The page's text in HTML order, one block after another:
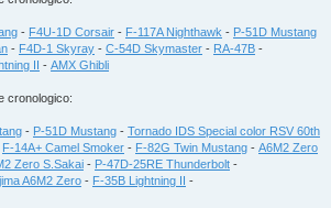
- F4U-1D Corsair - F-117A Nighthawk - P-51D Mustang
- F4D-1 Skyray - C-54D Skymaster - RA-47B -
II - AMX Ghibli
cronologico:
- P-51D Mustang - Tornado IDS Special color RSV 60th
F-14A+ Camel Smoker - F-82G Twin Mustang - A6M2 Zero
Zero S.Sakai - P-47D-25RE Thunderbolt -
A6M2 Zero - F-35B Lightning II
-